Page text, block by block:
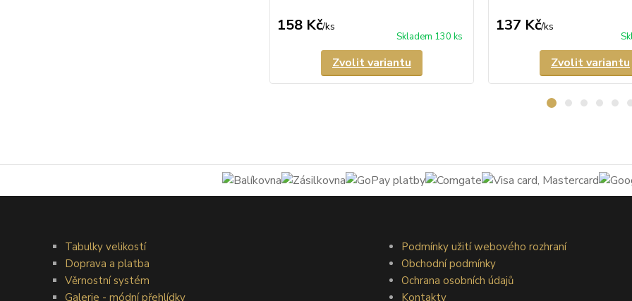
158 Kč/ks
Skladem 130 ks
Zvolit variantu
137 Kč/ks
Zvolit variantu
Tabulky velikostí
Doprava a platba
Věrnostní systém
Galerie - módní přehlídky
Podmínky užití webového rozhraní
Obchodní podmínky
Ochrana osobních údajů
Kontakty